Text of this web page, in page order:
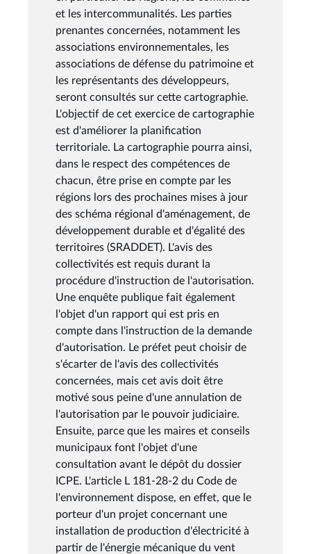
et les intercommunalités. Les parties
prenantes concernées, notamment les
associations environnementales, les
associations de défense du patrimoine et
les représentants des développeurs,
seront consultés sur cette cartographie.
L'objectif de cet exercice de cartographie
est d'améliorer la planification
territoriale. La cartographie pourra ainsi,
dans le respect des compétences de
chacun, être prise en compte par les
régions lors des prochaines mises à jour
des schéma régional d'aménagement, de
développement durable et d'égalité des
territoires (SRADDET). L'avis des
collectivités est requis durant la
procédure d'instruction de l'autorisation.
Une enquête publique fait également
l'objet d'un rapport qui est pris en
compte dans l'instruction de la demande
d'autorisation. Le préfet peut choisir de
s'écarter de l'avis des collectivités
concernées, mais cet avis doit être
motivé sous peine d'une annulation de
l'autorisation par le pouvoir judiciaire.
Ensuite, parce que les maires et conseils
municipaux font l'objet d'une
consultation avant le dépôt du dossier
ICPE. L'article L 181-28-2 du Code de
l'environnement dispose, en effet, que le
porteur d'un projet concernant une
installation de production d'électricité à
partir de l'énergie mécanique du vent